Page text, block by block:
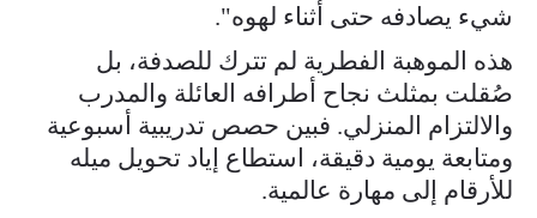
شيء يصادفه حتى أثناء لهوه".
هذه الموهبة الفطرية لم تترك للصدفة، بل
صُقلت بمثلث نجاح أطرافه العائلة والمدرب
والالتزام المنزلي. فبين حصص تدريبية أسبوعية
ومتابعة يومية دقيقة، استطاع إياد تحويل ميله
للأرقام إلى مهارة عالمية.